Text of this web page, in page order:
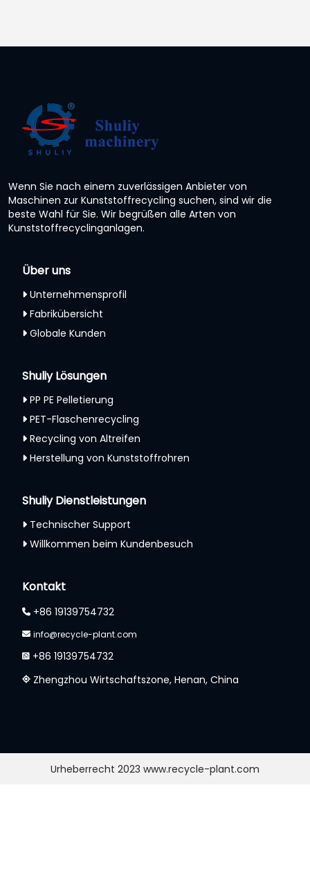
Wenn Sie nach einem zuverlässigen Anbieter von
Maschinen zur Kunststoffrecycling suchen, sind wir die
beste Wahl für Sie. Wir begrüßen alle Arten von
Kunststoffrecyclinganlagen.
Über uns
Unternehmensprofil
Fabrikübersicht
Globale Kunden
Shuliy Lösungen
PP PE Pelletierung
PET-Flaschenrecycling
Recycling von Altreifen
Herstellung von Kunststoffrohren
Shuliy Dienstleistungen
Technischer Support
Willkommen beim Kundenbesuch
Kontakt
+86 19139754732
info@recycle-plant.com
+86 19139754732
Zhengzhou Wirtschaftszone, Henan, China
Urheberrecht 2023 www.recycle-plant.com